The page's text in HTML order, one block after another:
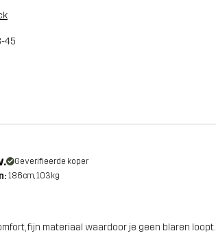
45
Geverifieerde koper
186cm, 103kg
fijn materiaal waardoor je geen blaren loopt.